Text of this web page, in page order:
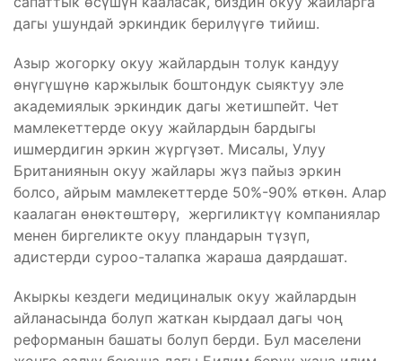
дагы ушундай эркиндик берилүүгө тийиш.
Азыр жогорку окуу жайлардын толук кандуу
өнүгүшүнө каржылык боштондук сыяктуу эле
академиялык эркиндик дагы жетишпейт. Чет
мамлекеттерде окуу жайлардын бардыгы
ишмердигин эркин жүргүзөт. Мисалы, Улуу
Британиянын окуу жайлары жүз пайыз эркин
болсо, айрым мамлекеттерде 50%-90% өткөн. Алар
каалаган өнөктөштөрү, жергиликтүү компаниялар
менен биргеликте окуу пландарын түзүп,
адистерди суроо-талапка жараша даярдашат.
Акыркы кездеги медициналык окуу жайлардын
айланасында болуп жаткан кырдаал дагы чоң
реформанын башаты болуп берди. Бул маселени